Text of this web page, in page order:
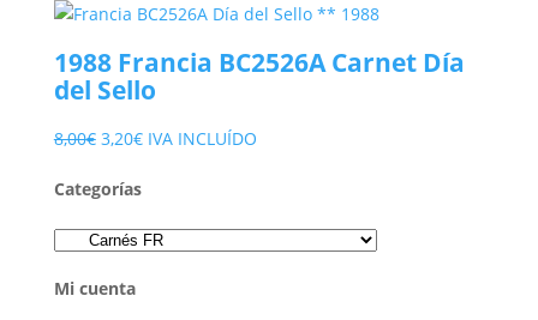
precio
era:
15,00€.
precio
es:
6,00€.
1988 Francia BC2526A Carnet Día
del Sello
8,00€ El
original
8,00€.
3,20€El
actual
3,20€.
IVA INCLUÍDO
Categorías
Mi cuenta